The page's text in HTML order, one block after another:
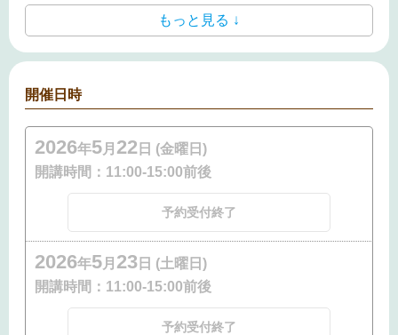
もっと見る ↓
開催日時
2026年5月 22 日 (金曜日)
開講時間： 11:00-15:00前後
予約受付終了
2026年5月 23 日 (土曜日)
開講時間： 11:00-15:00前後
予約受付終了